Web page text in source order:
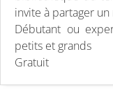
invite à partager
Débutant ou
petits et grands
Gratuit